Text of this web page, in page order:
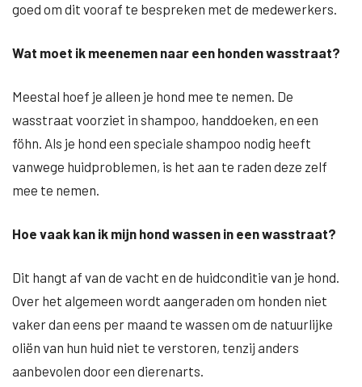
goed om dit vooraf te bespreken met de medewerkers.
Wat moet ik meenemen naar een honden wasstraat?
Meestal hoef je alleen je hond mee te nemen. De
wasstraat voorziet in shampoo, handdoeken, en een
föhn. Als je hond een speciale shampoo nodig heeft
vanwege huidproblemen, is het aan te raden deze zelf
mee te nemen.
Hoe vaak kan ik mijn hond wassen in een wasstraat?
Dit hangt af van de vacht en de huidconditie van je hond.
Over het algemeen wordt aangeraden om honden niet
vaker dan eens per maand te wassen om de natuurlijke
oliën van hun huid niet te verstoren, tenzij anders
aanbevolen door een dierenarts.